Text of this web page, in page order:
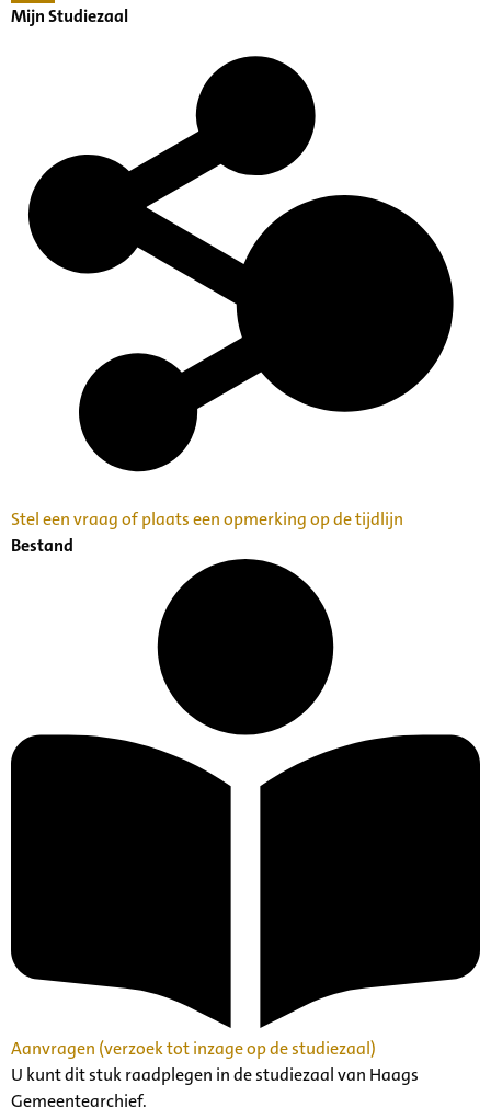
Mijn Studiezaal
Stel een vraag of plaats een opmerking op de tijdlijn
Bestand
Aanvragen (verzoek tot inzage op de studiezaal)
U kunt dit stuk raadplegen in de studiezaal van Haags
Gemeentearchief.